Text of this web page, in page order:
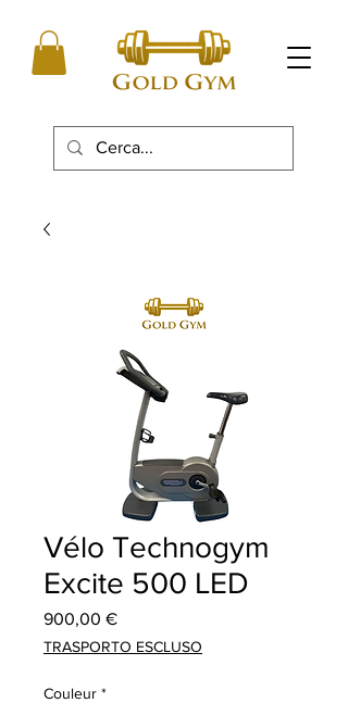
Vélo Technogym
Excite 500 LED
900,00 €Prix
TRASPORTO ESCLUSO
Couleur *